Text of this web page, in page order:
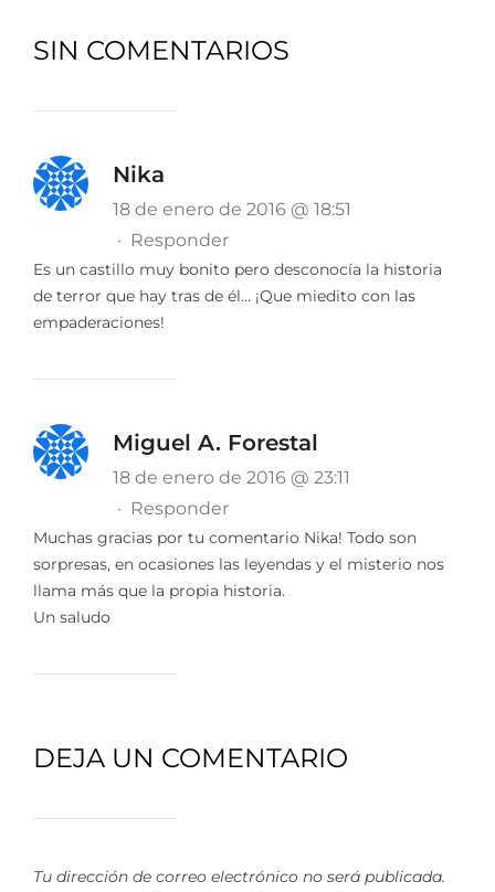
SIN COMENTARIOS
Nika
18 de enero de 2016 @ 18:51
· Responder
Es un castillo muy bonito pero desconocía la historia
de terror que hay tras de él… ¡Que miedito con las
empaderaciones!
Miguel A. Forestal
18 de enero de 2016 @ 23:11
· Responder
Muchas gracias por tu comentario Nika! Todo son
sorpresas, en ocasiones las leyendas y el misterio nos
llama más que la propia historia.
Un saludo
DEJA UN COMENTARIO
Tu dirección de correo electrónico no será publicada.